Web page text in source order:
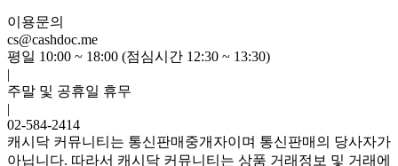
이용문의
cs@cashdoc.me
평일 10:00 ~ 18:00 (점심시간 12:30 ~ 13:30)
|
주말 및 공휴일 휴무
|
02-584-2414
캐시닥 커뮤니티는 통신판매중개자이며 통신판매의 당사자가
아닙니다. 따라서 캐시닥 커뮤니티는 상품 거래정보 및 거래에